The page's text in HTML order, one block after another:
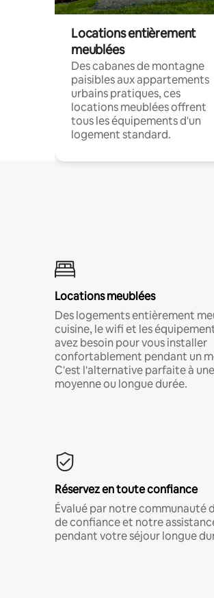
Locations entièrement
meublées
Des cabanes de montagne
paisibles aux appartements
urbains pratiques, ces
locations meublées offrent
tous les équipements d'un
logement standard.
Locations meublées
Des logements entièrement
cuisine, le wifi et les
avez besoin pour vous installer
confortablement pendant un
C'est l'alternative parfaite à
moyenne ou longue durée.
Réservez en toute confiance
Évalué par notre communauté
de confiance et notre
pendant votre séjour longue